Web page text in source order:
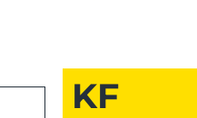
KF